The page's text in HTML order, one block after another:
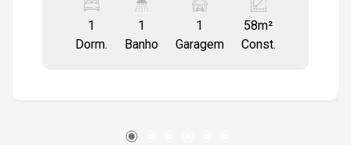
mobiliado e modulado, sala com varanda e
banheira com hidro, sala, cozinha integrada,
dormitório, cozinha toda modulada com área de
1
Dorm.
1
Banho
1
Garagem
58m²
Const.